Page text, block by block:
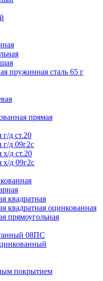
пружинная сталь 65 г
прямая
г/д ст.20
г/д 09г2с
х/д ст.20
х/д 09г2с
квадратная
квадратная оцинкованная
прямоугольная
08ПС
покрытием